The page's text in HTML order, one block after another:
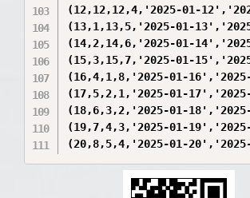
(12,12,12,4,'2025-01-
(13,1,13,5,'2025-01-
(14,2,14,6,'2025-01-
(15,3,15,7,'2025-01-
(16,4,1,8,'2025-01-
(17,5,2,1,'2025-01-
(18,6,3,2,'2025-01-
(19,7,4,3,'2025-01-
(20,8,5,4,'2025-01-